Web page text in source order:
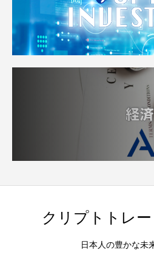
クリプトトレ
日本人の豊かな未